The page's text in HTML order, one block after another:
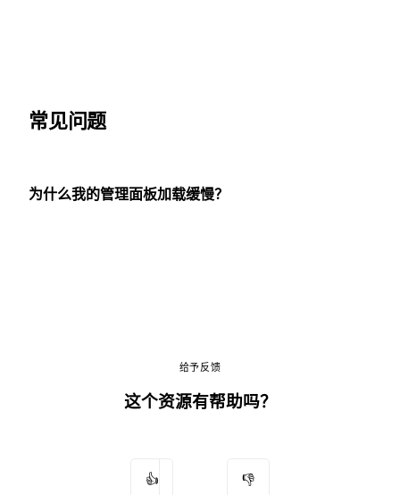
常见问题
为什么我的管理面板加载缓慢？
给予反馈
这个资源有帮助吗？
👍 👎